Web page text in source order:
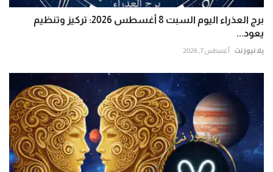
برج العذراء اليوم السبت 8 أغسطس 2026: تركيز وتنظيم
يعود...
يلا نيوز نت أغسطس 7, 2026